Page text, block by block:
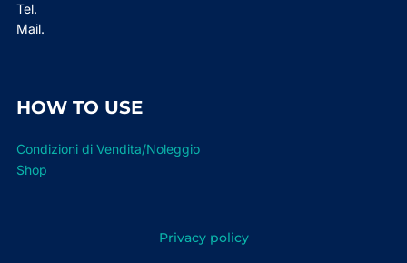
Tel.
Mail.
HOW TO USE
Condizioni di Vendita/Noleggio
Shop
Privacy policy